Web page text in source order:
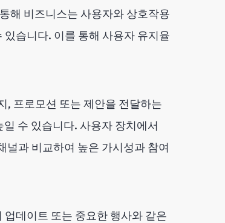
해 비즈니스는 사용자와 상호작용
습니다. 이를 통해 사용자 유지율
, 프로모션 또는 제안을 전달하는
수 있습니다. 사용자 장치에서
널과 비교하여 높은 가시성과 참여
데이트 또는 중요한 행사와 같은